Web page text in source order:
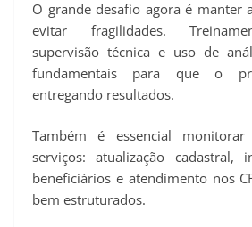
O grande desafio agora é manter
evitar fragilidades.
supervisão técnica e uso de
fundamentais para que o
entregando resultados.
Também é essencial
serviços: atualização cadastral,
beneficiários e atendimento nos
bem estruturados.